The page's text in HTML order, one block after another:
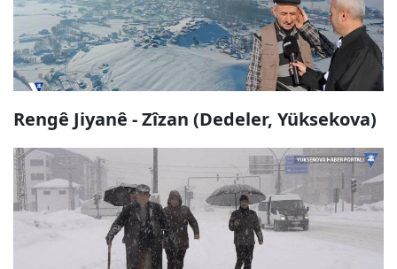
Rengê Jiyanê - Zîzan (Dedeler, Yüksekova)